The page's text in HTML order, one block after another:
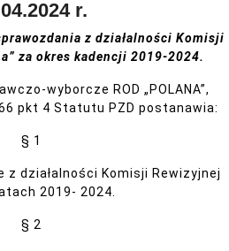
r.
z działalności Komisji
za okres kadencji 2019-2024.
wyborcze ROD „POLANA”,
pkt 4 Statutu PZD postanawia:
§ 1
działalności Komisji Rewizyjnej
2019- 2024.
§ 2